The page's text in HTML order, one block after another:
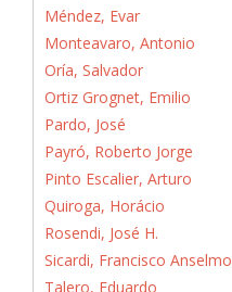
Méndez, Evar
Monteavaro, Antonio
Oría, Salvador
Ortiz Grognet, Emilio
Pardo, José
Payró, Roberto Jorge
Pinto Escalier, Arturo
Quiroga, Horácio
Rosendi, José H.
Sicardi, Francisco Anselmo
Talero, Eduardo